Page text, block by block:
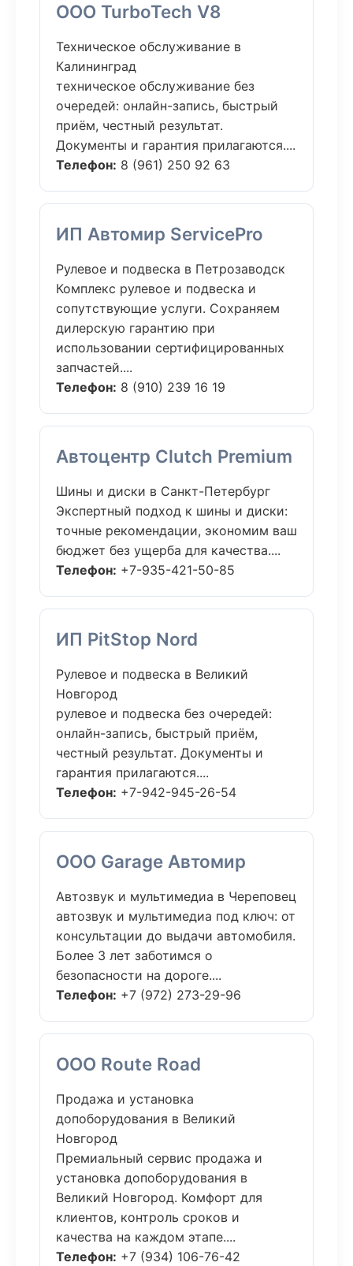
ООО TurboTech V8
Техническое обслуживание в
Калининград
техническое обслуживание без
очередей: онлайн-запись, быстрый
приём, честный результат.
Документы и гарантия прилагаются....
Телефон: 8 (961) 250 92 63
ИП Автомир ServicePro
Рулевое и подвеска в Петрозаводск
Комплекс рулевое и подвеска и
сопутствующие услуги. Сохраняем
дилерскую гарантию при
использовании сертифицированных
запчастей....
Телефон: 8 (910) 239 16 19
Автоцентр Clutch Premium
Шины и диски в Санкт-Петербург
Экспертный подход к шины и диски:
точные рекомендации, экономим ваш
бюджет без ущерба для качества....
Телефон: +7-935-421-50-85
ИП PitStop Nord
Рулевое и подвеска в Великий
Новгород
рулевое и подвеска без очередей:
онлайн-запись, быстрый приём,
честный результат. Документы и
гарантия прилагаются....
Телефон: +7-942-945-26-54
ООО Garage Автомир
Автозвук и мультимедиа в Череповец
автозвук и мультимедиа под ключ: от
консультации до выдачи автомобиля.
Более 3 лет заботимся о
безопасности на дороге....
Телефон: +7 (972) 273-29-96
ООО Route Road
Продажа и установка
допоборудования в Великий
Новгород
Премиальный сервис продажа и
установка допоборудования в
Великий Новгород. Комфорт для
клиентов, контроль сроков и
качества на каждом этапе....
Телефон: +7 (934) 106-76-42